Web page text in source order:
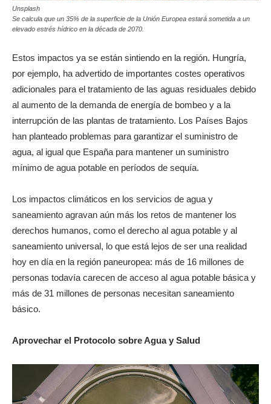
Unsplash
Se calcula que un 35% de la superficie de la Unión Europea estará sometida a un
elevado estrés hídrico en la década de 2070.
Estos impactos ya se están sintiendo en la región. Hungría,
por ejemplo, ha advertido de importantes costes operativos
adicionales para el tratamiento de las aguas residuales debido
al aumento de la demanda de energía de bombeo y a la
interrupción de las plantas de tratamiento. Los Países Bajos
han planteado problemas para garantizar el suministro de
agua, al igual que España para mantener un suministro
mínimo de agua potable en períodos de sequía.
Los impactos climáticos en los servicios de agua y
saneamiento agravan aún más los retos de mantener los
derechos humanos, como el derecho al agua potable y al
saneamiento universal, lo que está lejos de ser una realidad
hoy en día en la región paneuropea: más de 16 millones de
personas todavía carecen de acceso al agua potable básica y
más de 31 millones de personas necesitan saneamiento
básico.
Aprovechar el Protocolo sobre Agua y Salud